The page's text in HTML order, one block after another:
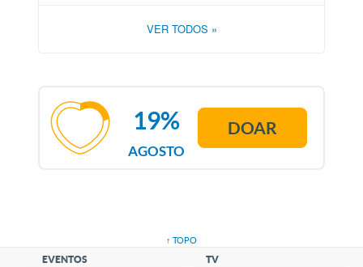
VER TODOS »
AGOSTO
19% DOAR
↑ TOPO
EVENTOS TV